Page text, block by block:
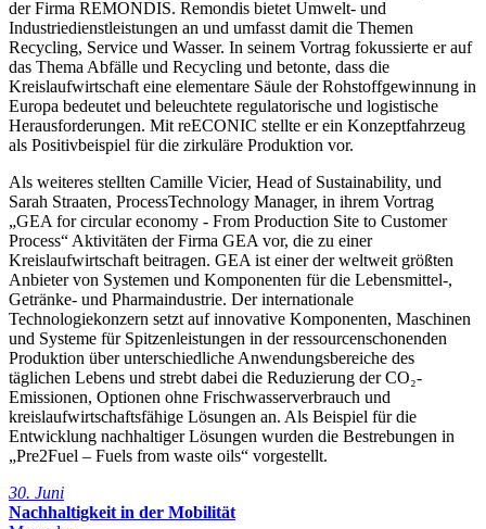
der Firma REMONDIS. Remondis bietet Umwelt- und
Industriedienstleistungen an und umfasst damit die Themen
Recycling, Service und Wasser. In seinem Vortrag fokussierte er auf
das Thema Abfälle und Recycling und betonte, dass die
Kreislaufwirtschaft eine elementare Säule der Rohstoffgewinnung in
Europa bedeutet und beleuchtete regulatorische und logistische
Herausforderungen. Mit reECONIC stellte er ein Konzeptfahrzeug
als Positivbeispiel für die zirkuläre Produktion vor.
Als weiteres stellten Camille Vicier, Head of Sustainability, und
Sarah Straaten, ProcessTechnology Manager, in ihrem Vortrag
„GEA for circular economy - From Production Site to Customer
Process“ Aktivitäten der Firma GEA vor, die zu einer
Kreislaufwirtschaft beitragen. GEA ist einer der weltweit größten
Anbieter von Systemen und Komponenten für die Lebensmittel-,
Getränke- und Pharmaindustrie. Der internationale
Technologiekonzern setzt auf innovative Komponenten, Maschinen
und Systeme für Spitzenleistungen in der ressourcenschonenden
Produktion über unterschiedliche Anwendungsbereiche des
täglichen Lebens und strebt dabei die Reduzierung der CO₂-
Emissionen, Optionen ohne Frischwasserverbrauch und
kreislaufwirtschaftsfähige Lösungen an. Als Beispiel für die
Entwicklung nachhaltiger Lösungen wurden die Bestrebungen in
„Pre2Fuel – Fuels from waste oils“ vorgestellt.
30. Juni
Nachhaltigkeit in der Mobilität